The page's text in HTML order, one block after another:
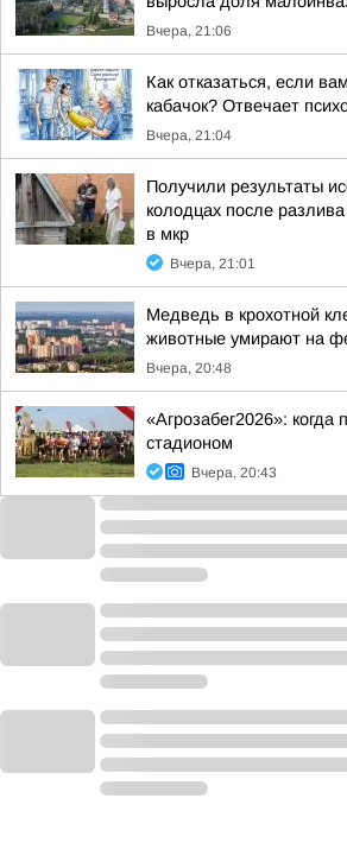
Вчера, 21:06
Как отказаться, если
кабачок? Отвечает
Вчера, 21:04
Получили результаты
колодцах после
в мкр
Вчера, 21:01
Медведь в крохотной
животные умирают на
Вчера, 20:48
«Агрозабег2026»: когда
стадионом
Вчера, 20:43